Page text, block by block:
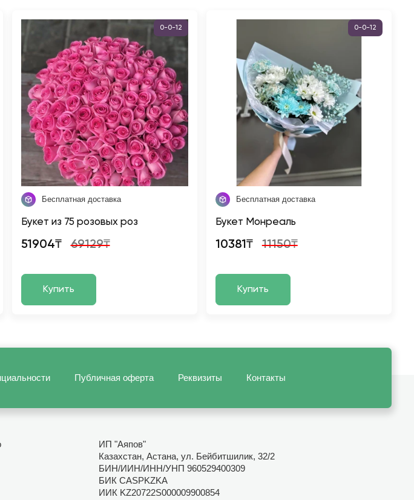
0-0-12
Бесплатная доставка
Букет из 75 розовых роз
51904₸ 69129₸
Купить
0-0-12
Бесплатная доставка
Букет Монреаль
10381₸ 11150₸
Купить
Публичная оферта Реквизиты Контакты
ИП "Аяпов"
Казахстан, Астана, ул. Бейбитшилик, 32/2
БИН/ИИН/ИНН/УНП 960529400309
БИК CASPKZKA
ИИК KZ20722S000009900854